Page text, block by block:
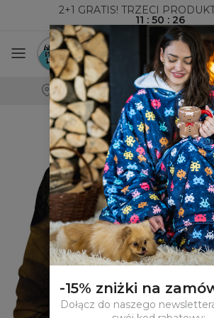
2+1 GRATIS! TRZECI
11 :50 : 25
WYSYŁKA ZA POBRANIEM I DO
-15% zniżki na
Dołącz do naszego